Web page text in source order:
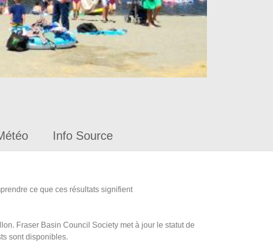
Info Source
ce que ces résultats signifient
Fraser Basin Council Society met à jour le statut de
sont disponibles.